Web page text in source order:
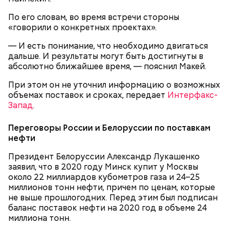
По его словам, во время встречи стороны
«говорили о конкретных проектах».
— И есть понимание, что необходимо двигаться
дальше. И результаты могут быть достигнуты в
абсолютно ближайшее время, — пояснил Макей.
При этом он не уточнил информацию о возможных
объемах поставок и сроках, передает Интерфакс-
Запад.
Переговоры России и Белоруссии по поставкам
нефти
Президент Белоруссии Александр Лукашенко
заявил, что в 2020 году Минск купит у Москвы
около 22 миллиардов кубометров газа и 24–25
миллионов тонн нефти, причем по ценам, которые
не выше прошлогодних. Перед этим был подписан
баланс поставок нефти на 2020 год в объеме 24
миллиона тонн.
По мнению военного эксперта и сопредседателя
Ассоциации военных политологов Василия
Белозерова, стрелки часов Судного дня уже не раз
передвигали, но никакой глобальной значимости
они не имели.
относиться скептически, ведь все эти оценки
экспертов, заключения, предположения
ангажированы. Такие заявления кому-то выгодны,
— пояснил эксперт.
О, всесвятый Николае, угодниче преизрядный
Господень, теплый наш заступниче, и везде в
скорбех скорый помощниче!